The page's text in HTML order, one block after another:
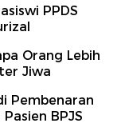
PPDS
Orang Lebih
Jiwa
Pembenaran
BPJS